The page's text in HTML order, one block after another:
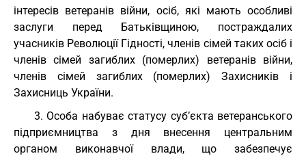
інтересів ветеранів війни, осіб, які мають особливі
заслуги перед Батьківщиною, постраждалих
учасників Революції Гідності, членів сімей таких осіб і
членів сімей загиблих (померлих) ветеранів війни,
членів сімей загиблих (померлих) Захисників і
Захисниць України.
3. Особа набуває статусу суб’єкта ветеранського
підприємництва з дня внесення центральним
органом виконавчої влади, що забезпечує